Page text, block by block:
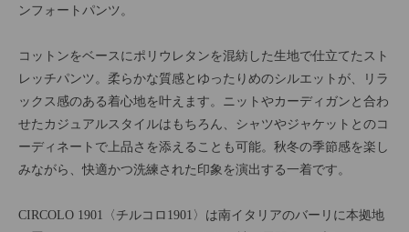
ンフォートパンツ。
コットンをベースにポリウレタンを混紡した生地で仕立てたスト
レッチパンツ。柔らかな質感とゆったりめのシルエットが、リラ
ックス感のある着心地を叶えます。ニットやカーディガンと合わ
せたカジュアルスタイルはもちろん、シャツやジャケットとのコ
ーディネートで上品さを添えることも可能。秋冬の季節感を楽し
みながら、快適かつ洗練された印象を演出する一着です。
CIRCOLO 1901〈チルコロ1901〉は南イタリアのバーリに本拠地